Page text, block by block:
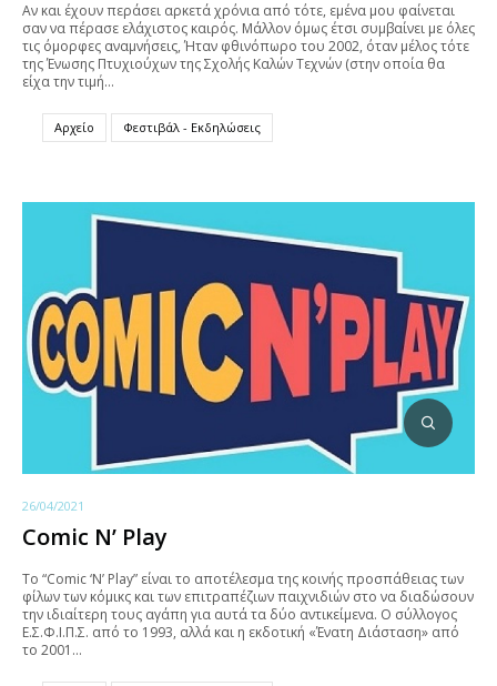
Αν και έχουν περάσει αρκετά χρόνια από τότε, εμένα μου φαίνεται
σαν να πέρασε ελάχιστος καιρός. Μάλλον όμως έτσι συμβαίνει με όλες
τις όμορφες αναμνήσεις, Ήταν φθινόπωρο του 2002, όταν μέλος τότε
της Ένωσης Πτυχιούχων της Σχολής Καλών Τεχνών (στην οποία θα
είχα την τιμή…
Αρχείο Φεστιβάλ - Εκδηλώσεις
26/04/2021
Comic N’ Play
Το “Comic ‘N’ Play” είναι το αποτέλεσμα της κοινής προσπάθειας των
φίλων των κόμικς και των επιτραπέζιων παιχνιδιών στο να διαδώσουν
την ιδιαίτερη τους αγάπη για αυτά τα δύο αντικείμενα. Ο σύλλογος
Ε.Σ.Φ.Ι.Π.Σ. από το 1993, αλλά και η εκδοτική «Ένατη Διάσταση» από
το 2001…